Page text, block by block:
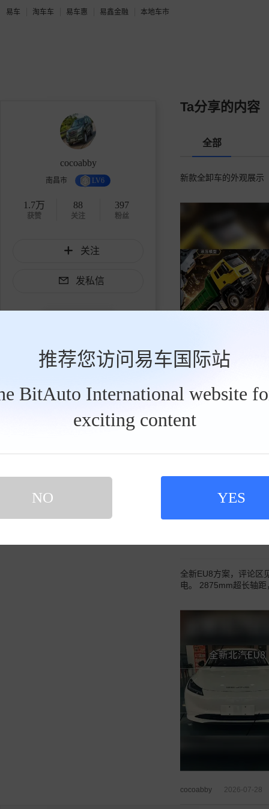
易车 淘车车 易车惠 易鑫金融 本地车市
推荐您访问易车国际站
BitAuto International website
exciting content
NO YES
cocoabby
南昌市 LV6
1.7万
获赞
88
关注
397
粉丝
关注
发私信
买新车 上易车
扫码下载易车APP
Ta分享的内容
全部
新款全卸车的外观展示
全新深蓝S05已正式
全新EU8方案，评论区
电。 2875mm超长轴
cocoabby 2026-07-28